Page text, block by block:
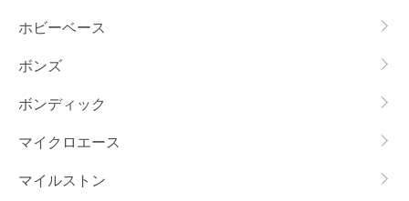
ホビーベース
ボンズ
ボンディック
マイクロエース
マイルストン